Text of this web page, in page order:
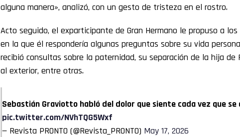
alguna manera», analizó, con un gesto de tristeza en el rostro.
Acto seguido, el exparticipante de Gran Hermano le propuso a
en la que él respondería algunas preguntas sobre su vida
recibió consultas sobre la paternidad, su separación de la hija de
al exterior, entre otras.
Sebastián Graviotto habló del dolor que siente cada vez que se
pic.twitter.com/NVhTQG5Wxf
— Revista PRONTO (@Revista_PRONTO) May 17, 2026